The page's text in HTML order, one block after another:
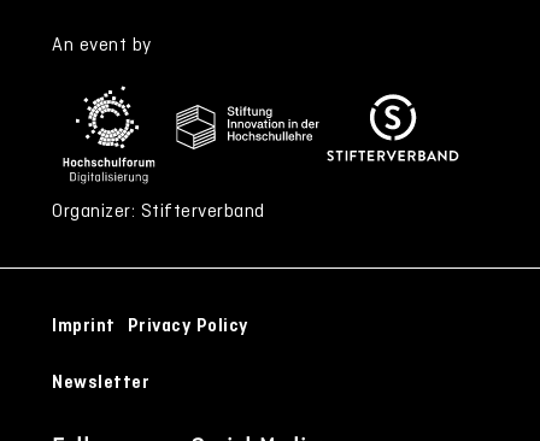
An event by
Organizer: Stifterverband
Imprint Privacy Policy
Newsletter